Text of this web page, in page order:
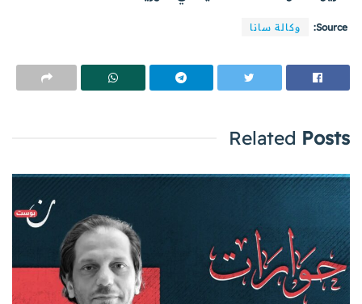
Source: وكالة سانا
Related Posts